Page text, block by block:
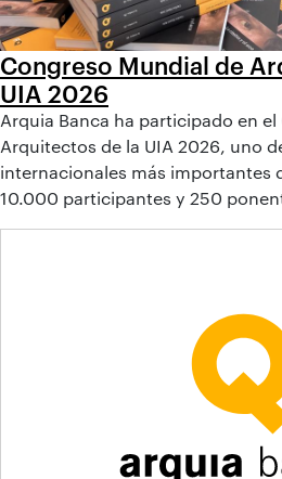
Congreso Mundial de
UIA 2026
Arquia Banca ha participado en
Arquitectos de la UIA 2026, uno
internacionales más importantes
10.000 participantes y 250